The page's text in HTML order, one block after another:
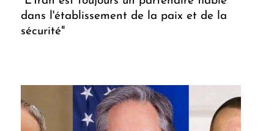
dans l'établissement de la paix et de la
sécurité"